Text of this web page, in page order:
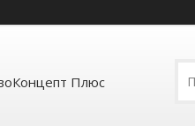
Плюс